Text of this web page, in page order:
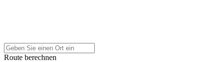
Route berechnen